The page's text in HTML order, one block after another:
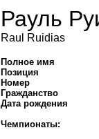
Рауль
Raul Ruidias
Полное имя
Позиция
Номер
Гражданство
Дата рождения
Чемпионаты: